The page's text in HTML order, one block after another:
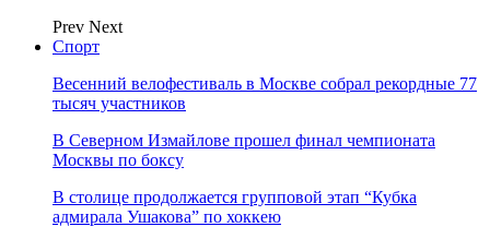
Prev Next
Спорт
Весенний велофестиваль в Москве собрал рекордные 77
тысяч участников
В Северном Измайлове прошел финал чемпионата
Москвы по боксу
В столице продолжается групповой этап “Кубка
адмирала Ушакова” по хоккею